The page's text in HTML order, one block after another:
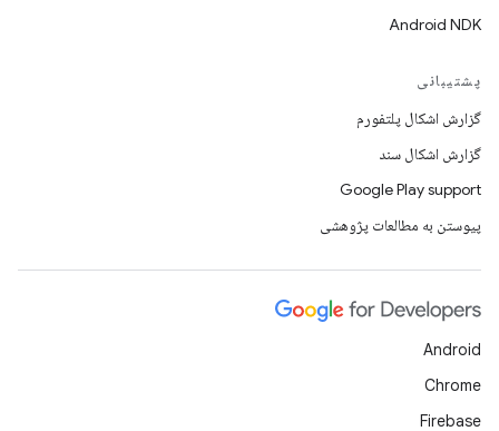
Android NDK
پشتیبانی
گزارش اشکال پلتفورم
گزارش اشکال سند
Google Play support
پیوستن به مطالعات پژوهشی
Android
Chrome
Firebase